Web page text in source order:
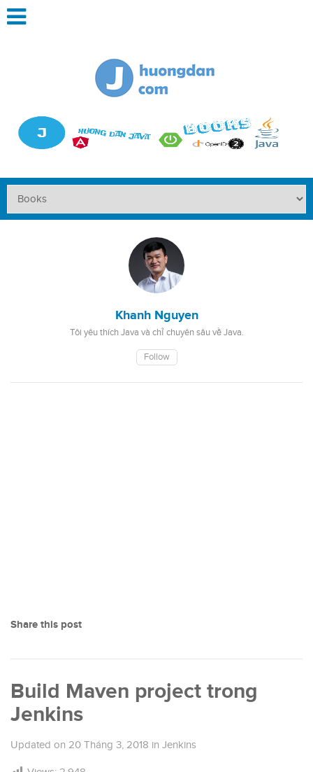
Khanh Nguyen
Tôi yêu thích Java và chỉ chuyên sâu về Java.
Follow
Share this post
Build Maven project trong
Jenkins
Updated on 20 Tháng 3, 2018 in Jenkins